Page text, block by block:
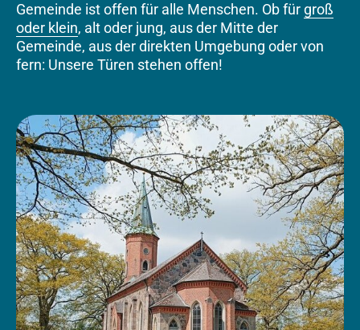
Gemeinde ist offen für alle Menschen. Ob für groß
oder klein, alt oder jung, aus der Mitte der
Gemeinde, aus der direkten Umgebung oder von
fern: Unsere Türen stehen offen!